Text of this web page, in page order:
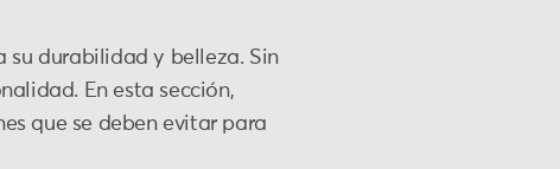
su durabilidad y belleza. Sin
En esta sección,
que se deben evitar para